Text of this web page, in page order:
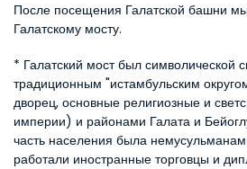
После посещения Галатской башни
Галатскому мосту.
* Галатский мост был символической
традиционным "истамбульским
дворец, основные религиозные и
империи) и районами Галата и
часть населения была
работали иностранные торговцы и